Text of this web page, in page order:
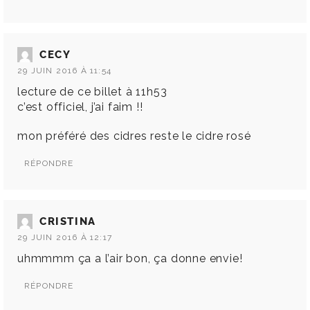
CECY
29 JUIN 2016 À 11:54
lecture de ce billet à 11h53
c’est officiel, j’ai faim !!
mon préféré des cidres reste le cidre rosé
RÉPONDRE
CRISTINA
29 JUIN 2016 À 12:17
uhmmmm ça a l’air bon, ça donne envie!
RÉPONDRE